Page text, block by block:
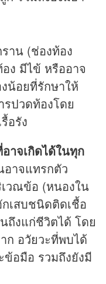
ราน (ช่องท้อง
ง มีไข้ หรืออาจ
น้อยที่รักษาให้
รปวดท้องโดย
อรัง
าจเกิดได้ในทุก
อาจแทรกตัว
เวณข้อ (หนองใน
เสบชนิดติดเชื้อ
ถึงแก่ชีวิตได้ โดย
ก อวัยวะที่พบได้
อมือ รวมถึงยังมี